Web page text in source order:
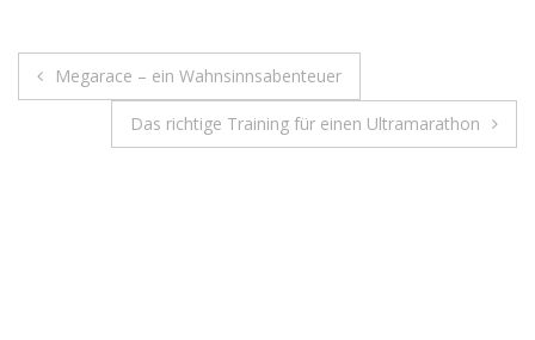
Beitragsnavigation
Megarace – ein Wahnsinnsabenteuer
Das richtige Training für einen Ultramarathon